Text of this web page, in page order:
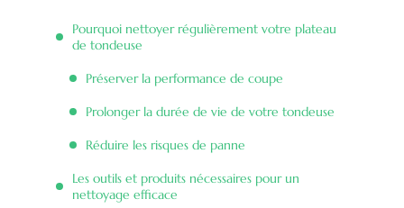
Pourquoi nettoyer régulièrement votre plateau
de tondeuse
Préserver la performance de coupe
Prolonger la durée de vie de votre tondeuse
Réduire les risques de panne
Les outils et produits nécessaires pour un
nettoyage efficace